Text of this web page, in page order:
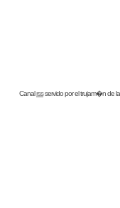
Canalrssservido por eltrujam�nde